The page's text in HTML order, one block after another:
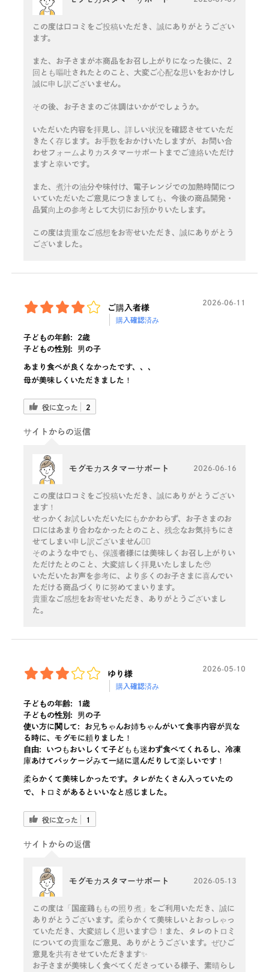
この度は口コミをご投稿いただき、誠にありがとうござい
ます。
また、お子さまが本商品をお召し上がりになった後に、2
回とも嘔吐されたとのこと、大変ご心配な思いをおかけし
誠に申し訳ございません。
その後、お子さまのご体調はいかがでしょうか。
いただいた内容を拝見し、詳しい状況を確認させていただ
きたく存じます。お手数をおかけいたしますが、お問い合
わせフォームよりカスタマーサポートまでご連絡いただけ
ますと幸いです。
また、煮汁の油分や味付け、電子レンジでの加熱時間につ
いていただいたご意見につきましても、今後の商品開発・
品質向上の参考として大切にお預かりいたします。
この度は貴重なご感想をお寄せいただき、誠にありがとう
ございました。
ご購入者様
購入確認済み
2026-06-11
子どもの年齢:
2歳
子どもの性別:
男の子
あまり食べが良くなかったです、、、
母が美味しくいただきました！
役に立った 2
サイトからの返信
モグモカスタマーサポート 2026-06-16
この度は口コミをご投稿いただき、誠にありがとうござい
ます！
せっかくお試しいただいたにもかかわらず、お子さまのお
口にはあまり合わなかったとのこと、残念なお気持ちにさ
せてしまい申し訳ございません🙇‍♀️
そのような中でも、保護者様には美味しくお召し上がりい
ただけたとのこと、大変嬉しく拝見いたしました🥹
いただいたお声を参考に、より多くのお子さまに喜んでい
ただける商品づくりに努めてまいります。
貴重なご感想をお寄せいただき、ありがとうございまし
た。
ゆり様
購入確認済み
2026-05-10
子どもの年齢:
1歳
子どもの性別:
男の子
使い方に関して:
お兄ちゃんお姉ちゃんがいて食事内容が異な
る時に、モグモに頼りました！
自由:
いつもおいしくて子どもも迷わず食べてくれるし、冷凍
庫あけてパッケージみて一緒に選んだりして楽しいです！
柔らかくて美味しかったです。タレがたくさん入っていたの
で、トロミがあるといいなと感じました。
役に立った 1
サイトからの返信
モグモカスタマーサポート 2026-05-13
この度は「国産鶏ももの照り煮」をご利用いただき、誠に
ありがとうございます。柔らかくて美味しいとおっしゃっ
ていただき、大変嬉しく思います😊！また、タレのトロミ
についての貴重なご意見、ありがとうございます。ぜひご
意見を共有させていただきます✨
お子さまが美味しく食べてくださっている様子、素晴らし